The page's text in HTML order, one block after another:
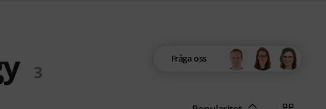
3
Fråga oss